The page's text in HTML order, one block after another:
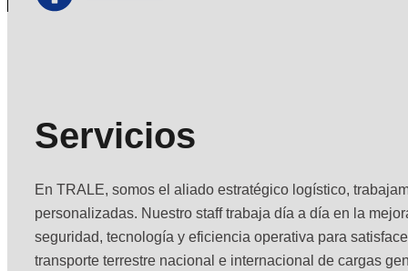
Servicios
En TRALE, somos el aliado estratégico logístico,
personalizadas. Nuestro staff trabaja día a día en la
seguridad, tecnología y eficiencia operativa para
transporte terrestre nacional e internacional de cargas